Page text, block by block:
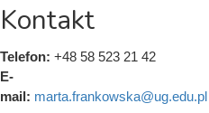
Kontakt
Telefon: +48 58 523 21 42
E-
mail: marta.frankowska@ug.edu.pl